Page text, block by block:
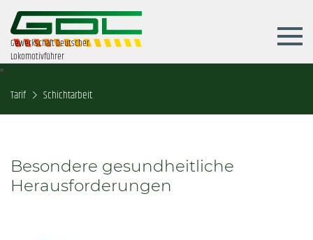
Gewerkschaft Deutscher
Lokomotivführer
Tarif Schichtarbeit
Besondere gesundheitliche
Herausforderungen